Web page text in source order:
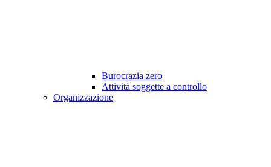
Burocrazia zero
Attività soggette a controllo
Organizzazione